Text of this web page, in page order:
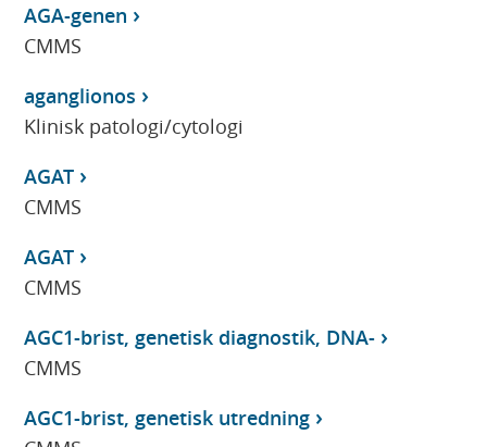
AGA-genen
CMMS
aganglionos
Klinisk patologi/cytologi
AGAT
CMMS
AGAT
CMMS
AGC1-brist, genetisk diagnostik, DNA-
CMMS
AGC1-brist, genetisk utredning